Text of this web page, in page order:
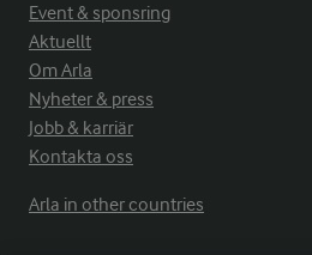
Event & sponsring
Aktuellt
Om Arla
Nyheter & press
Jobb & karriär
Kontakta oss
Arla in other countries